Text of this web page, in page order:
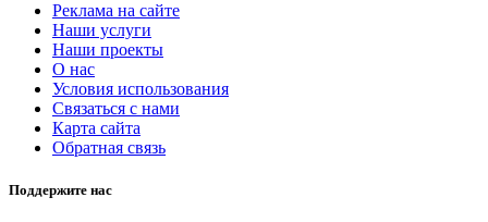
Реклама на сайте
Наши услуги
Наши проекты
О нас
Условия использования
Связаться с нами
Карта сайта
Обратная связь
Поддержите нас